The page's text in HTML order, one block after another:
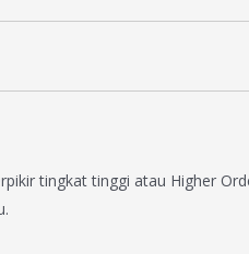
tingkat tinggi atau Higher